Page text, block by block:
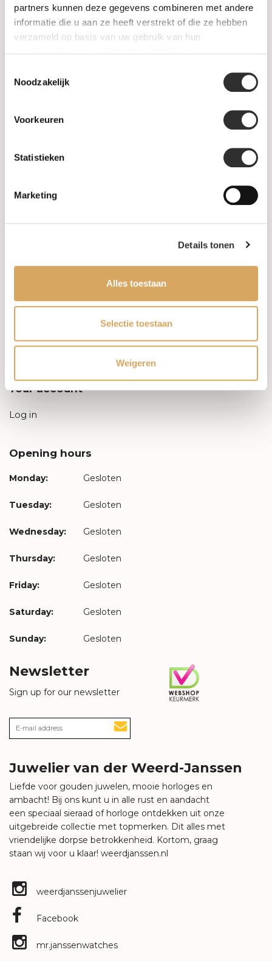
partners kunnen deze gegevens combineren met andere
informatie die u aan ze heeft verstrekt of die ze hebben
verzameld op basis van uw gebruik van hun
Noodzakelijk
Voorkeuren
Statistieken
Marketing
Details tonen
Alles toestaan
Selectie toestaan
Weigeren
PRE-OWNED
Maatwerk
Leveringsvoorwaarden
Privacy Policy
Your account
Log in
Opening hours
Monday: Gesloten
Tuesday: Gesloten
Wednesday: Gesloten
Thursday: Gesloten
Friday: Gesloten
Saturday: Gesloten
Sunday: Gesloten
Newsletter
Sign up for our newsletter
Juwelier van der Weerd-Janssen
Liefde voor gouden juwelen, mooie horloges en
ambacht! Bij ons kunt u in alle rust en aandacht
een speciaal sieraad of horloge ontdekken uit onze
uitgebreide collectie met topmerken. Dit alles met
vriendelijke dorpse betrokkenheid. Kortom, graag
staan wij voor u klaar! weerdjanssen.nl
weerdjanssenjuwelier
Facebook
mr.janssenwatches